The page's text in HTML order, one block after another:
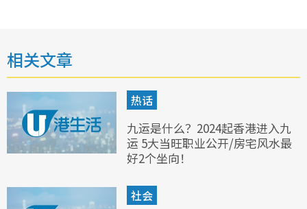
相关文章
热话
九运是什么？2024起香港进入九
运 5大当旺职业公开/房宅风水最
好2个坐向！
社会